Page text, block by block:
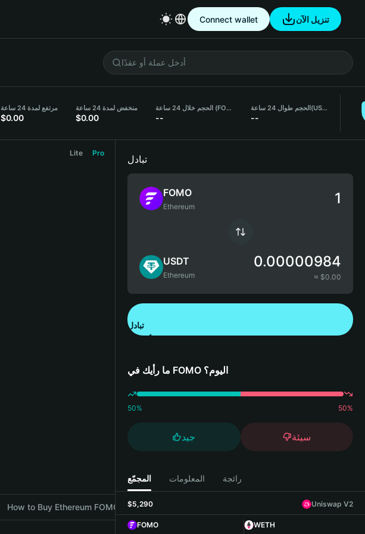
Connect wallet تنزيل الآن
مرتفع لمدة 24 ساعة
$0.00
منخفض لمدة 24 ساعة
$0.00
الحجم خلال 24 ساعة (FOMO)
--
الحجم طوال 24 ساعة(USDT)
--
Lite Pro
How to Buy Ethereum FOMO with Bitget Wallet
تبادل
FOMO
Ethereum
USDT
Ethereum
0.00000984
≈ $0.00
تبادل
ما رأيك في FOMO اليوم؟
50% 50%
جيد سيئة
المجمّع المعلومات رائجة
$5,290 Uniswap V2
FOMO
WETH